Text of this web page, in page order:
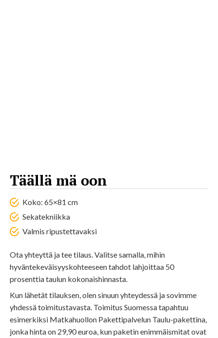
Täällä mä oon
Koko: 65×81 cm
Sekatekniikka
Valmis ripustettavaksi
Ota yhteyttä ja tee tilaus. Valitse samalla, mihin
hyväntekeväisyyskohteeseen tahdot lahjoittaa 50
prosenttia taulun kokonaishinnasta.
Kun lähetät tilauksen, olen sinuun yhteydessä ja sovimme
yhdessä toimitustavasta. Toimitus Suomessa tapahtuu
esimerkiksi Matkahuollon Pakettipalvelun Taulu-pakettina,
jonka hinta on 29,90 euroa, kun paketin enimmäismitat ovat